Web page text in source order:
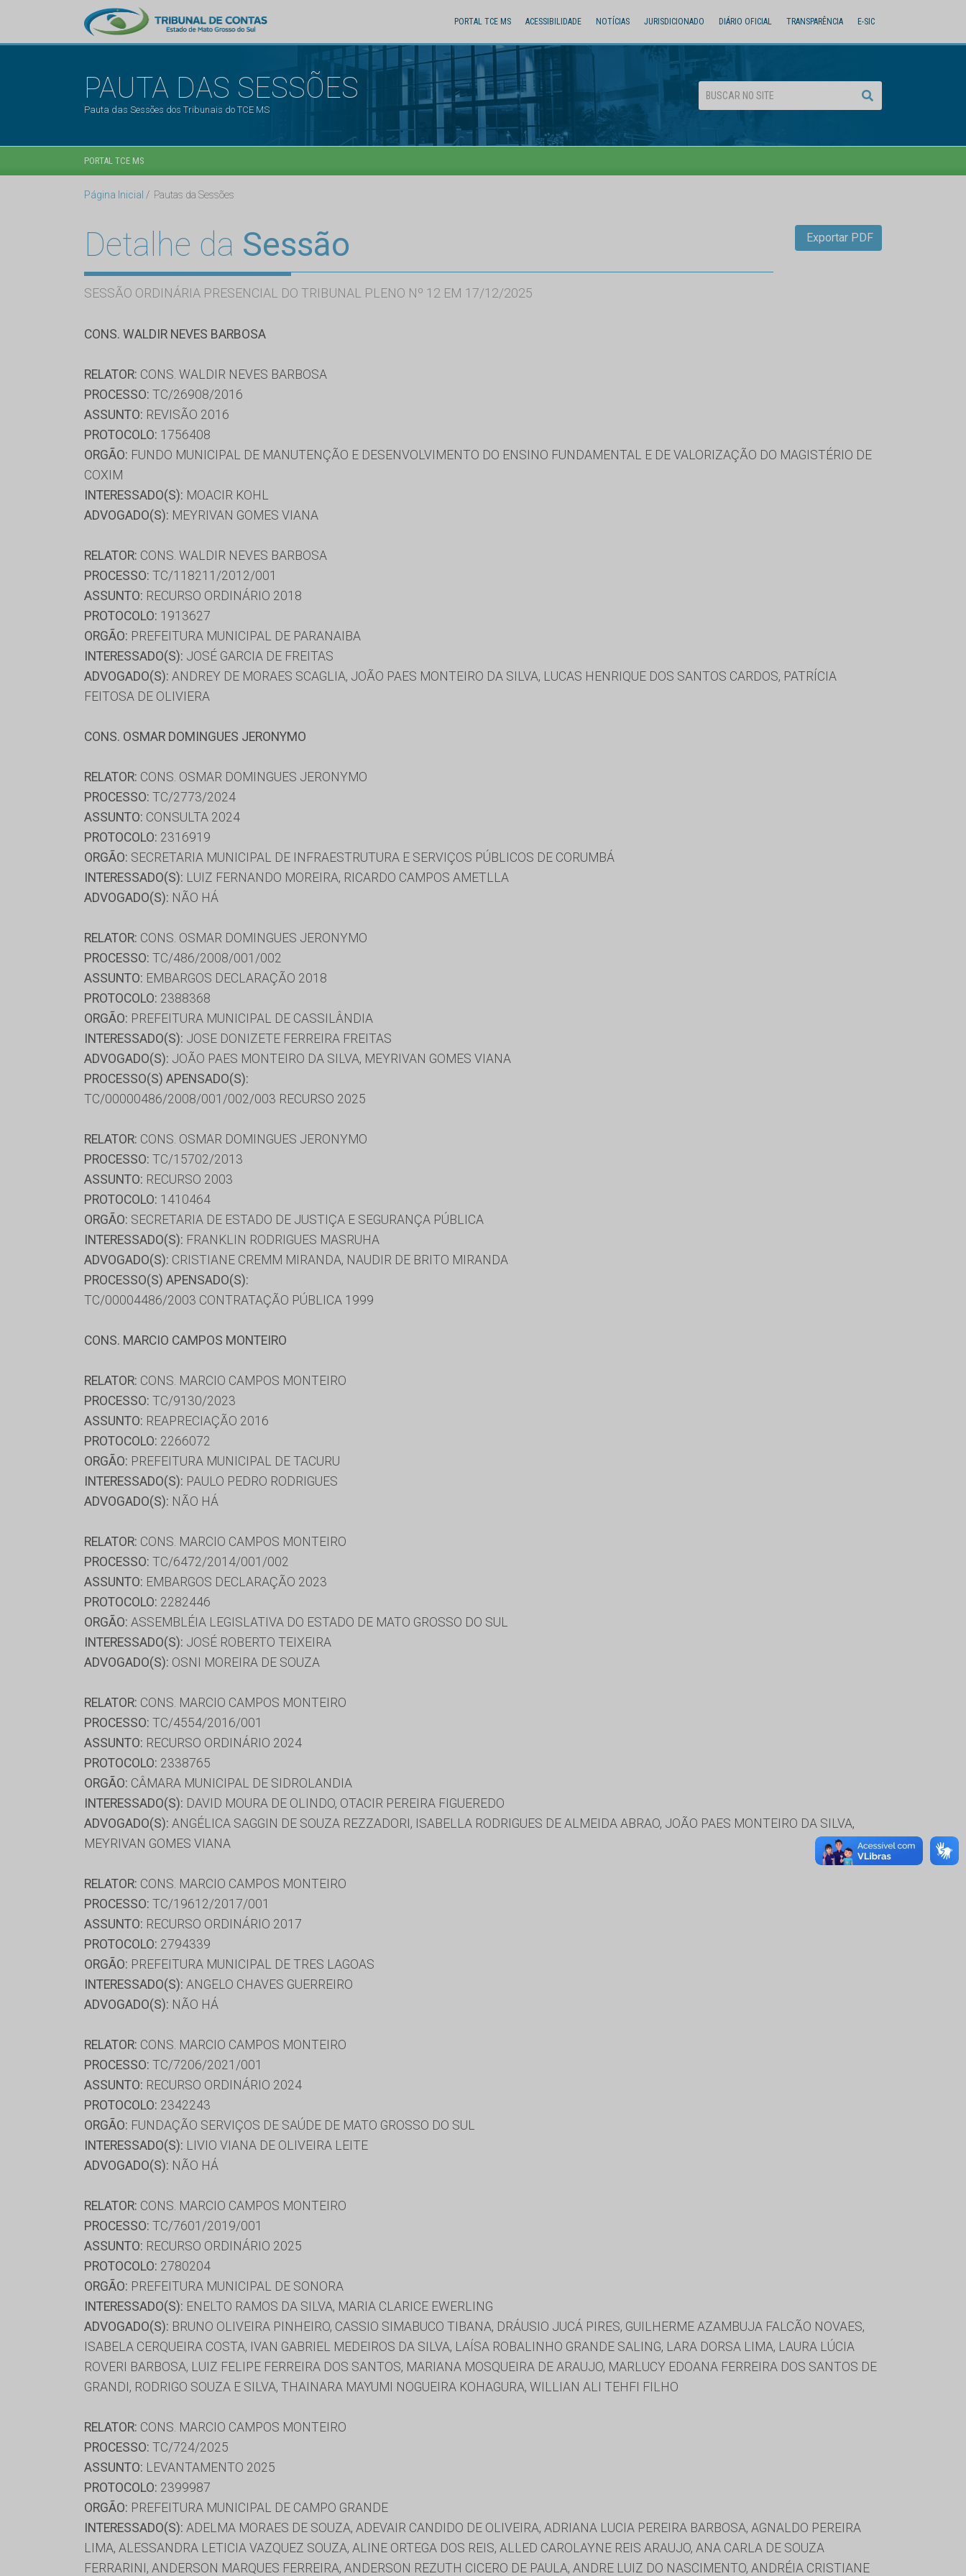
PORTAL TCE MS ACESSIBILIDADE NOTÍCIAS JURISDICIONADO DIÁRIO OFICIAL TRANSPARÊNCIA E-SIC
PAUTA DAS SESSÕES
Pauta das Sessões dos Tribunais do TCE MS
PORTAL TCE MS
Página Inicial Pautas da Sessões
Detalhe da Sessão
SESSÃO ORDINÁRIA PRESENCIAL DO TRIBUNAL PLENO Nº 12 EM 17/12/2025
Exportar PDF
CONS. WALDIR NEVES BARBOSA
RELATOR: CONS. WALDIR NEVES BARBOSA
PROCESSO: TC/26908/2016
ASSUNTO: REVISÃO 2016
PROTOCOLO: 1756408
ORGÃO: FUNDO MUNICIPAL DE MANUTENÇÃO E DESENVOLVIMENTO DO ENSINO FUNDAMENTAL E DE VALORIZAÇÃO DO MAGISTÉRIO DE
COXIM
INTERESSADO(S): MOACIR KOHL
ADVOGADO(S): MEYRIVAN GOMES VIANA
RELATOR: CONS. WALDIR NEVES BARBOSA
PROCESSO: TC/118211/2012/001
ASSUNTO: RECURSO ORDINÁRIO 2018
PROTOCOLO: 1913627
ORGÃO: PREFEITURA MUNICIPAL DE PARANAIBA
INTERESSADO(S): JOSÉ GARCIA DE FREITAS
ADVOGADO(S): ANDREY DE MORAES SCAGLIA, JOÃO PAES MONTEIRO DA SILVA, LUCAS HENRIQUE DOS SANTOS CARDOS, PATRÍCIA
FEITOSA DE OLIVIERA
CONS. OSMAR DOMINGUES JERONYMO
RELATOR: CONS. OSMAR DOMINGUES JERONYMO
PROCESSO: TC/2773/2024
ASSUNTO: CONSULTA 2024
PROTOCOLO: 2316919
ORGÃO: SECRETARIA MUNICIPAL DE INFRAESTRUTURA E SERVIÇOS PÚBLICOS DE CORUMBÁ
INTERESSADO(S): LUIZ FERNANDO MOREIRA, RICARDO CAMPOS AMETLLA
ADVOGADO(S): NÃO HÁ
RELATOR: CONS. OSMAR DOMINGUES JERONYMO
PROCESSO: TC/486/2008/001/002
ASSUNTO: EMBARGOS DECLARAÇÃO 2018
PROTOCOLO: 2388368
ORGÃO: PREFEITURA MUNICIPAL DE CASSILÂNDIA
INTERESSADO(S): JOSE DONIZETE FERREIRA FREITAS
ADVOGADO(S): JOÃO PAES MONTEIRO DA SILVA, MEYRIVAN GOMES VIANA
PROCESSO(S) APENSADO(S):
TC/00000486/2008/001/002/003 RECURSO 2025
RELATOR: CONS. OSMAR DOMINGUES JERONYMO
PROCESSO: TC/15702/2013
ASSUNTO: RECURSO 2003
PROTOCOLO: 1410464
ORGÃO: SECRETARIA DE ESTADO DE JUSTIÇA E SEGURANÇA PÚBLICA
INTERESSADO(S): FRANKLIN RODRIGUES MASRUHA
ADVOGADO(S): CRISTIANE CREMM MIRANDA, NAUDIR DE BRITO MIRANDA
PROCESSO(S) APENSADO(S):
TC/00004486/2003 CONTRATAÇÃO PÚBLICA 1999
CONS. MARCIO CAMPOS MONTEIRO
RELATOR: CONS. MARCIO CAMPOS MONTEIRO
PROCESSO: TC/9130/2023
ASSUNTO: REAPRECIAÇÃO 2016
PROTOCOLO: 2266072
ORGÃO: PREFEITURA MUNICIPAL DE TACURU
INTERESSADO(S): PAULO PEDRO RODRIGUES
ADVOGADO(S): NÃO HÁ
RELATOR: CONS. MARCIO CAMPOS MONTEIRO
PROCESSO: TC/6472/2014/001/002
ASSUNTO: EMBARGOS DECLARAÇÃO 2023
PROTOCOLO: 2282446
ORGÃO: ASSEMBLÉIA LEGISLATIVA DO ESTADO DE MATO GROSSO DO SUL
INTERESSADO(S): JOSÉ ROBERTO TEIXEIRA
ADVOGADO(S): OSNI MOREIRA DE SOUZA
RELATOR: CONS. MARCIO CAMPOS MONTEIRO
PROCESSO: TC/4554/2016/001
ASSUNTO: RECURSO ORDINÁRIO 2024
PROTOCOLO: 2338765
ORGÃO: CÂMARA MUNICIPAL DE SIDROLANDIA
INTERESSADO(S): DAVID MOURA DE OLINDO, OTACIR PEREIRA FIGUEREDO
ADVOGADO(S): ANGÉLICA SAGGIN DE SOUZA REZZADORI, ISABELLA RODRIGUES DE ALMEIDA ABRAO, JOÃO PAES MONTEIRO DA SILVA,
MEYRIVAN GOMES VIANA
RELATOR: CONS. MARCIO CAMPOS MONTEIRO
PROCESSO: TC/19612/2017/001
ASSUNTO: RECURSO ORDINÁRIO 2017
PROTOCOLO: 2794339
ORGÃO: PREFEITURA MUNICIPAL DE TRES LAGOAS
INTERESSADO(S): ANGELO CHAVES GUERREIRO
ADVOGADO(S): NÃO HÁ
RELATOR: CONS. MARCIO CAMPOS MONTEIRO
PROCESSO: TC/7206/2021/001
ASSUNTO: RECURSO ORDINÁRIO 2024
PROTOCOLO: 2342243
ORGÃO: FUNDAÇÃO SERVIÇOS DE SAÚDE DE MATO GROSSO DO SUL
INTERESSADO(S): LIVIO VIANA DE OLIVEIRA LEITE
ADVOGADO(S): NÃO HÁ
RELATOR: CONS. MARCIO CAMPOS MONTEIRO
PROCESSO: TC/7601/2019/001
ASSUNTO: RECURSO ORDINÁRIO 2025
PROTOCOLO: 2780204
ORGÃO: PREFEITURA MUNICIPAL DE SONORA
INTERESSADO(S): ENELTO RAMOS DA SILVA, MARIA CLARICE EWERLING
ADVOGADO(S): BRUNO OLIVEIRA PINHEIRO, CASSIO SIMABUCO TIBANA, DRÁUSIO JUCÁ PIRES, GUILHERME AZAMBUJA FALCÃO NOVAES,
ISABELA CERQUEIRA COSTA, IVAN GABRIEL MEDEIROS DA SILVA, LAÍSA ROBALINHO GRANDE SALING, LARA DORSA LIMA, LAURA LÚCIA
ROVERI BARBOSA, LUIZ FELIPE FERREIRA DOS SANTOS, MARIANA MOSQUEIRA DE ARAUJO, MARLUCY EDOANA FERREIRA DOS SANTOS DE
GRANDI, RODRIGO SOUZA E SILVA, THAINARA MAYUMI NOGUEIRA KOHAGURA, WILLIAN ALI TEHFI FILHO
RELATOR: CONS. MARCIO CAMPOS MONTEIRO
PROCESSO: TC/724/2025
ASSUNTO: LEVANTAMENTO 2025
PROTOCOLO: 2399987
ORGÃO: PREFEITURA MUNICIPAL DE CAMPO GRANDE
INTERESSADO(S): ADELMA MORAES DE SOUZA, ADEVAIR CANDIDO DE OLIVEIRA, ADRIANA LUCIA PEREIRA BARBOSA, AGNALDO PEREIRA
LIMA, ALESSANDRA LETICIA VAZQUEZ SOUZA, ALINE ORTEGA DOS REIS, ALLED CAROLAYNE REIS ARAUJO, ANA CARLA DE SOUZA
FERRARINI, ANDERSON MARQUES FERREIRA, ANDERSON REZUTH CICERO DE PAULA, ANDRE LUIZ DO NASCIMENTO, ANDRÉIA CRISTIANE